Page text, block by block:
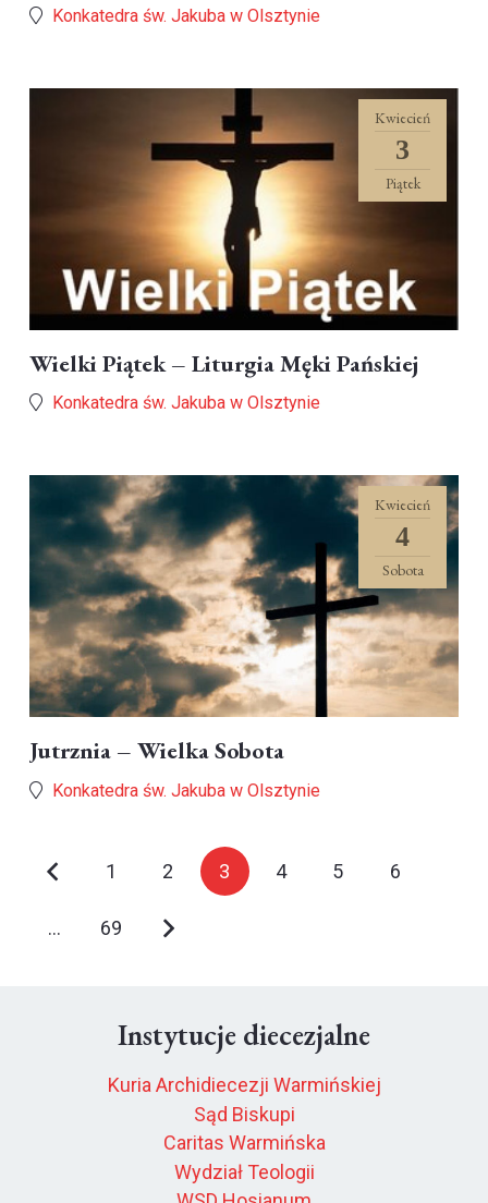
Konkatedra św. Jakuba w Olsztynie
Wielki Piątek – Liturgia Męki Pańskiej
Konkatedra św. Jakuba w Olsztynie
Kwiecień
3
Piątek
Jutrznia – Wielka Sobota
Konkatedra św. Jakuba w Olsztynie
Kwiecień
4
Sobota
1 2 3 4 5 6
… 69
Instytucje diecezjalne
Kuria Archidiecezji Warmińskiej
Sąd Biskupi
Caritas Warmińska
Wydział Teologii